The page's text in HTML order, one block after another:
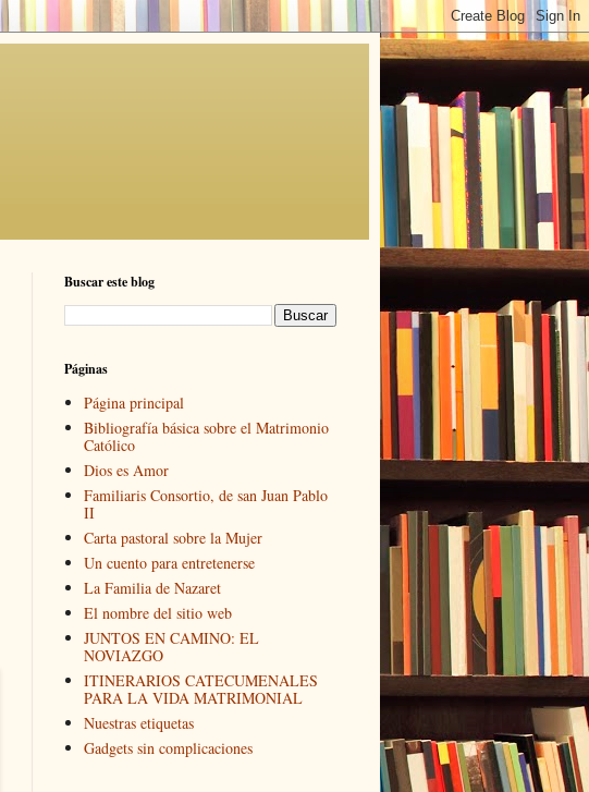
Buscar este blog
Páginas
Página principal
Bibliografía básica sobre el Matrimonio
Católico
Dios es Amor
Familiaris Consortio, de san Juan Pablo
II
Carta pastoral sobre la Mujer
Un cuento para entretenerse
La Familia de Nazaret
El nombre del sitio web
JUNTOS EN CAMINO: EL
NOVIAZGO
ITINERARIOS CATECUMENALES
PARA LA VIDA MATRIMONIAL
Nuestras etiquetas
Gadgets sin complicaciones